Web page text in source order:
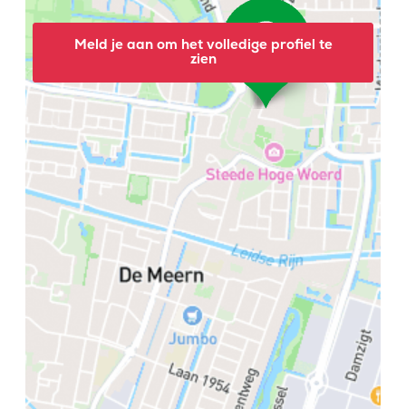
Meld je aan om het volledige profiel te
zien